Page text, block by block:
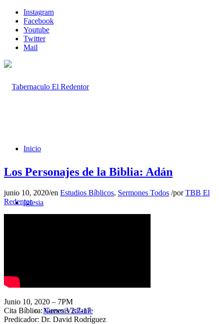
Instagram
Facebook
Youtube
Twitter
Mail
Inicio
Iglesia
Nuevo Visitante
Los Personajes de la Biblia: Adán
junio 10, 2020/en Estudios Bíblicos, Sermones Todos /porTBB El
Redentor
Junio 10, 2020 – 7PM
Cita Bíblica: Genesis 2:7-17
Predicador: Dr. David Rodríguez